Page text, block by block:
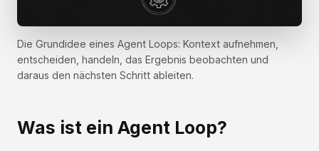
Die Grundidee eines Agent Loops: Kontext aufnehmen,
entscheiden, handeln, das Ergebnis beobachten und
daraus den nächsten Schritt ableiten.
Was ist ein Agent Loop?